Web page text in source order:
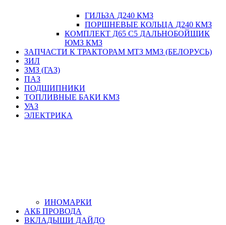
ГИЛЬЗА Д240 КМЗ
ПОРШНЕВЫЕ КОЛЬЦА Д240 КМЗ
КОМПЛЕКТ Д65 С5 ДАЛЬНОБОЙЩИК
ЮМЗ КМЗ
ЗАПЧАСТИ К ТРАКТОРАМ МТЗ ММЗ (БЕЛОРУСЬ)
ЗИЛ
ЗМЗ (ГАЗ)
ПАЗ
ПОДШИПНИКИ
ТОПЛИВНЫЕ БАКИ КМЗ
УАЗ
ЭЛЕКТРИКА
ИНОМАРКИ
АКБ ПРОВОДА
ВКЛАДЫШИ ДАЙДО